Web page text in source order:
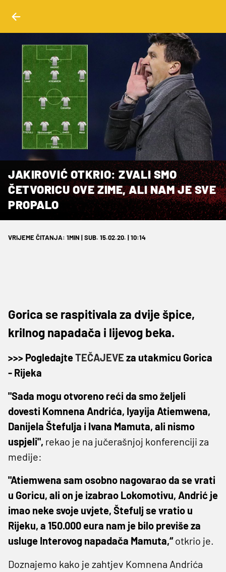
JAKIROVIĆ OTKRIO: ZVALI SMO
ČETVORICU OVE ZIME, ALI NAM JE SVE
PROPALO
VRIJEME ČITANJA: 1MIN | SUB. 15.02.20. | 10:14
Gorica se raspitivala za dvije špice,
krilnog napadača i lijevog beka.
>>> PogledajteTEČAJEVE za utakmicu Gorica
- Rijeka
"Sada mogu otvoreno reći da smo željeli
dovesti Komnena Andrića, Iyayija Atiemwena,
Danijela Štefulja i Ivana Mamuta, ali nismo
uspjeli", rekao je na jučerašnjoj konferenciji za
medije:
"Atiemwena sam osobno nagovarao da se vrati
u Goricu, ali on je izabrao Lokomotivu, Andrić je
imao neke svoje uvjete, Štefulj se vratio u
Rijeku, a 150.000 eura nam je bilo previše za
usluge Interovog napadača Mamuta,“otkrio je.
Doznajemo kako je zahtjev Komnena Andrića